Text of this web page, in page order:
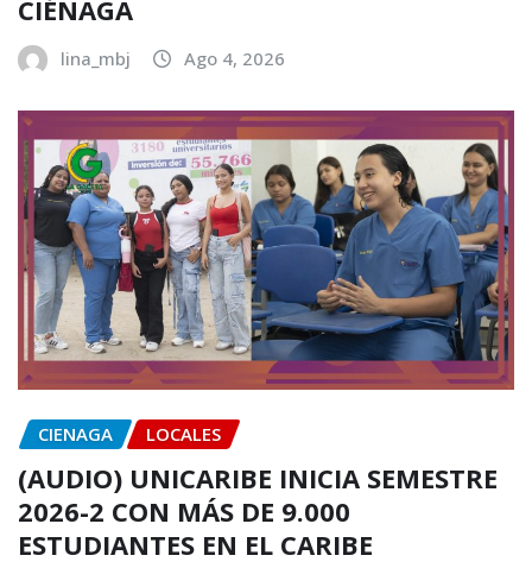
CIÉNAGA
lina_mbj Ago 4, 2026
CIENAGA LOCALES
(AUDIO) UNICARIBE INICIA SEMESTRE
2026-2 CON MÁS DE 9.000
ESTUDIANTES EN EL CARIBE